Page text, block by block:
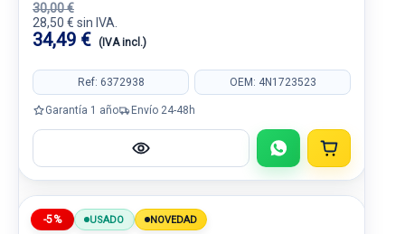
30,00 €
28,50 € sin IVA.
34,49 € (IVA incl.)
Ref: 6372938 OEM: 4N1723523
Garantía 1 año Envío 24-48h
-5% USADO NOVEDAD